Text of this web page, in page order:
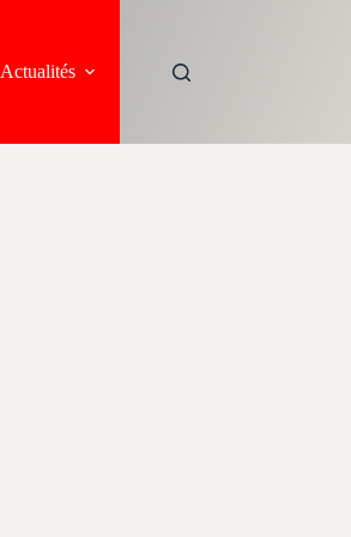
Actualités